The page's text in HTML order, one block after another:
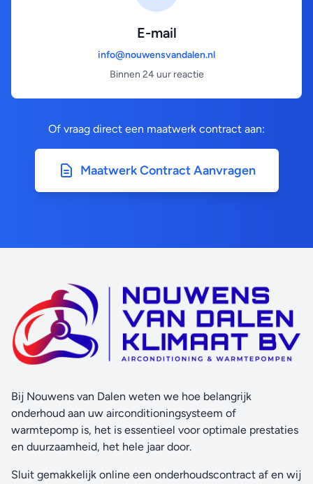
E-mail
info@nouwensvandalen.nl
Binnen 24 uur reactie
Of vraag direct een maatwerk contract aan:
Maatwerk Contract Aanvragen
Bij Nouwens van Dalen weten we hoe belangrijk
onderhoud aan uw airconditioningsysteem of
warmtepomp is, het is essentieel voor optimale prestaties
en duurzaamheid, het hele jaar door.
Sluit gemakkelijk online een onderhoudscontract af en wij